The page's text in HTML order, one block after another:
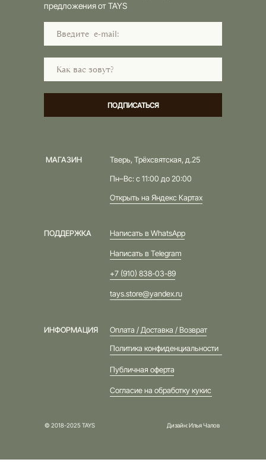
Тверь, Трёхсвятская, д.25
Пн–Вс: с 11:00 до 20:00
Открыть на Яндекс Картах
МАГАЗИН
ПОДДЕРЖКА Написать в WhatsApp
Написать в Telegram
+7 (910) 838-03-89
tays.store@yandex.ru
ИНФОРМАЦИЯ
Оплата / Доставка / Возврат
Политика конфиденциальности
Публичная оферта
Согласие на обработку кукис
предложения от TAYS
ПОДПИСАТЬСЯ
© 2018-2025 TAYS Дизайн: Илья Чалов